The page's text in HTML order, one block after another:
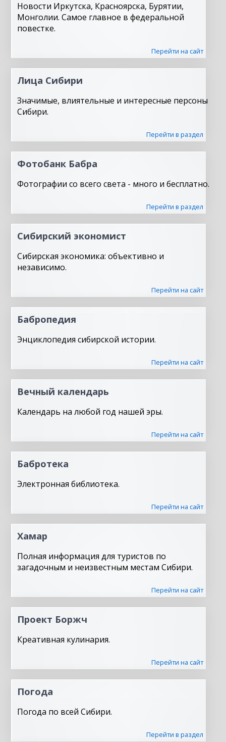
Новости Иркутска, Красноярска, Бурятии,
Монголии. Самое главное в федеральной
повестке.
Перейти на сайт
Лица Сибири
Значимые, влиятельные и интересные персоны
Сибири.
Перейти в раздел
Фотобанк Бабра
Фотографии со всего света - много и бесплатно.
Перейти в раздел
Сибирский экономист
Сибирская экономика: объективно и
независимо.
Перейти на сайт
Бабропедия
Энциклопедия сибирской истории.
Перейти на сайт
Вечный календарь
Календарь на любой год нашей эры.
Перейти на сайт
Бабротека
Электронная библиотека.
Перейти на сайт
Хамар
Полная информация для туристов по
загадочным и неизвестным местам Сибири.
Перейти на сайт
Проект Боржч
Креативная кулинария.
Перейти на сайт
Погода
Погода по всей Сибири.
Перейти в раздел